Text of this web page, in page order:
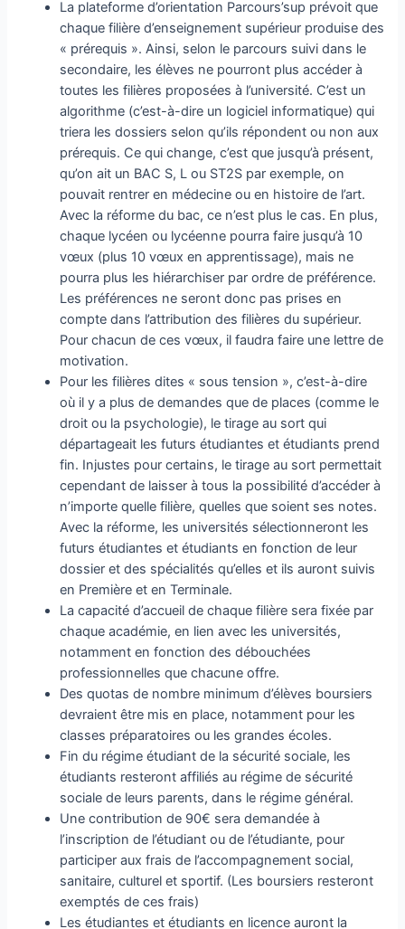
La plateforme d’orientation Parcours’sup prévoit que
chaque filière d’enseignement supérieur produise des
« prérequis ». Ainsi, selon le parcours suivi dans le
secondaire, les élèves ne pourront plus accéder à
toutes les filières proposées à l’université. C’est un
algorithme (c’est-à-dire un logiciel informatique) qui
triera les dossiers selon qu’ils répondent ou non aux
prérequis. Ce qui change, c’est que jusqu’à présent,
qu’on ait un BAC S, L ou ST2S par exemple, on
pouvait rentrer en médecine ou en histoire de l’art.
Avec la réforme du bac, ce n’est plus le cas. En plus,
chaque lycéen ou lycéenne pourra faire jusqu’à 10
vœux (plus 10 vœux en apprentissage), mais ne
pourra plus les hiérarchiser par ordre de préférence.
Les préférences ne seront donc pas prises en
compte dans l’attribution des filières du supérieur.
Pour chacun de ces vœux, il faudra faire une lettre de
motivation.
Pour les filières dites « sous tension », c’est-à-dire
où il y a plus de demandes que de places (comme le
droit ou la psychologie), le tirage au sort qui
départageait les futurs étudiantes et étudiants prend
fin. Injustes pour certains, le tirage au sort permettait
cependant de laisser à tous la possibilité d’accéder à
n’importe quelle filière, quelles que soient ses notes.
Avec la réforme, les universités sélectionneront les
futurs étudiantes et étudiants en fonction de leur
dossier et des spécialités qu’elles et ils auront suivis
en Première et en Terminale.
La capacité d’accueil de chaque filière sera fixée par
chaque académie, en lien avec les universités,
notamment en fonction des débouchées
professionnelles que chacune offre.
Des quotas de nombre minimum d’élèves boursiers
devraient être mis en place, notamment pour les
classes préparatoires ou les grandes écoles.
Fin du régime étudiant de la sécurité sociale, les
étudiants resteront affiliés au régime de sécurité
sociale de leurs parents, dans le régime général.
Une contribution de 90€ sera demandée à
l’inscription de l’étudiant ou de l’étudiante, pour
participer aux frais de l’accompagnement social,
sanitaire, culturel et sportif. (Les boursiers resteront
exemptés de ces frais)
Les étudiantes et étudiants en licence auront la